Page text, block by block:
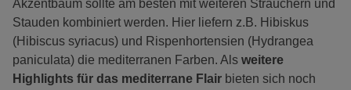
Akzentbaum sollte am besten mit weiteren Sträuchern und
Stauden kombiniert werden. Hier liefern z.B. Hibiskus
(Hibiscus syriacus) und Rispenhortensien (Hydrangea
paniculata) die mediterranen Farben. Als weitere
Highlights für das mediterrane Flair bieten sich noch